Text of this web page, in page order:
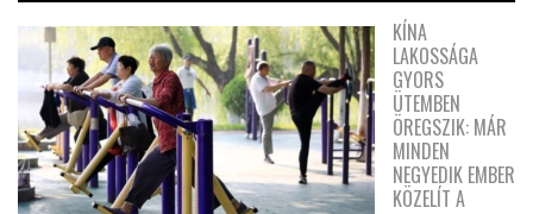
KÍNA
LAKOSSÁGA
GYORS
ÜTEMBEN
ÖREGSZIK: MÁR
MINDEN
NEGYEDIK EMBER
KÖZELÍT A